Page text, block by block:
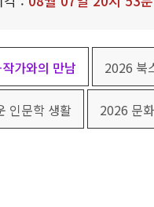
가와의 만남 2026 북
인문학 생활 2026 문